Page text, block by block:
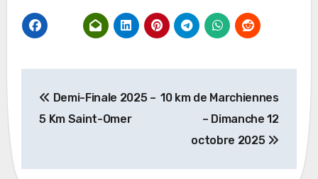
de
Demi-Finale 2025 –
5 Km Saint-Omer
10 km de Marchiennes
– Dimanche 12
octobre 2025